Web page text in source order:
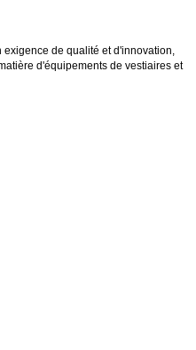
de qualité et d'innovation,
d'équipements de vestiaires et